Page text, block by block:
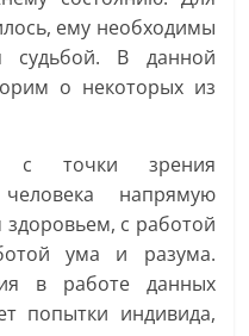
ему необходимы
судьбой. В данной
о некоторых из
с точки зрения
напрямую
здоровьем, с работой
ума и разума.
в работе данных
попытки индивида,